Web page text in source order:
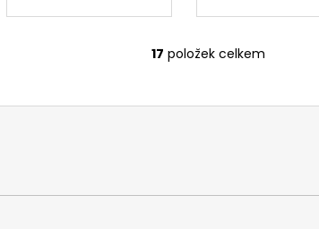
O
l
í
17 položek celkem